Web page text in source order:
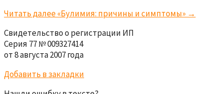
Читать далее«Булимия: причины и симптомы» →
Свидетельство о регистрации ИП
Серия 77 № 009327414
от 8 августа 2007 года
Добавить в закладки